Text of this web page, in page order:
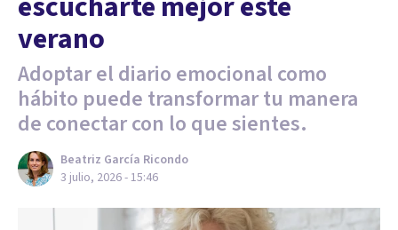
verano
Adoptar el diario emocional como
hábito puede transformar tu manera
de conectar con lo que sientes.
Beatriz García Ricondo
3 julio, 2026 - 15:46